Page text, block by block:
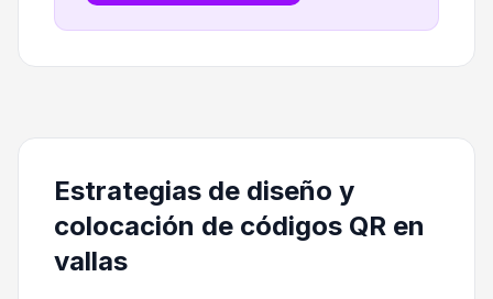
Estrategias de diseño y
colocación de códigos QR en
vallas